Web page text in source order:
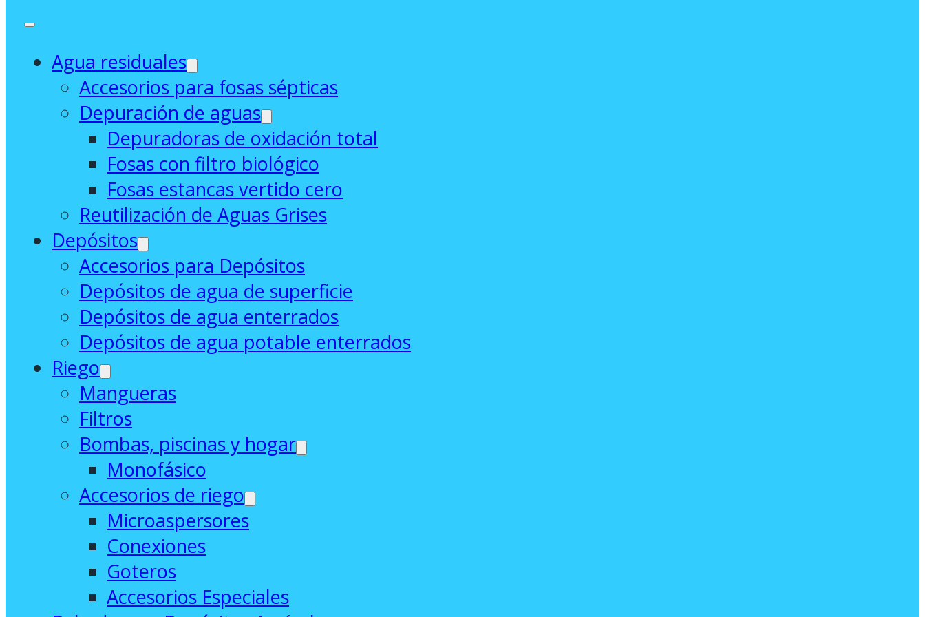
Agua residuales
Accesorios para fosas sépticas
Depuración de aguas
Depuradoras de oxidación total
Fosas con filtro biológico
Fosas estancas vertido cero
Reutilización de Aguas Grises
Depósitos
Accesorios para Depósitos
Depósitos de agua de superficie
Depósitos de agua enterrados
Depósitos de agua potable enterrados
Riego
Mangueras
Filtros
Bombas, piscinas y hogar
Monofásico
Accesorios de riego
Microaspersores
Conexiones
Goteros
Accesorios Especiales